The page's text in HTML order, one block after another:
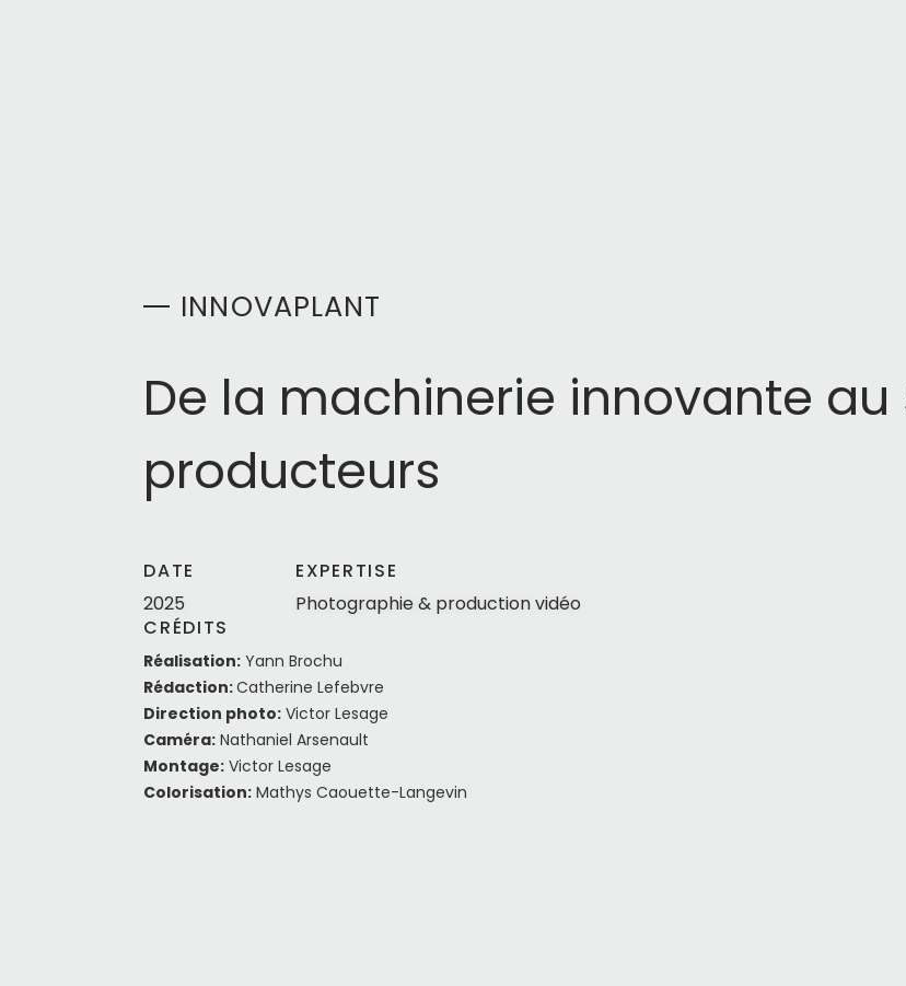
INNOVAPLANT
De la machinerie innovante au
producteurs
DATE
2025
EXPERTISE
Photographie & production vidéo
CRÉDITS
Réalisation: Yann Brochu
Rédaction:Catherine Lefebvre
Direction photo: Victor Lesage
Caméra: Nathaniel Arsenault
Montage: Victor Lesage
Colorisation: Mathys Caouette-Langevin